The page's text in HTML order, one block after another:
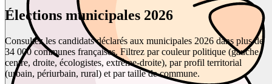
Élections municipales 2026
Consultez les candidats déclarés aux municipales 2026 dans plus de
34 000 communes françaises. Filtrez par couleur politique (gauche,
centre, droite, écologistes, extrême-droite), par profil territorial
(urbain, périurbain, rural) et par taille de commune.